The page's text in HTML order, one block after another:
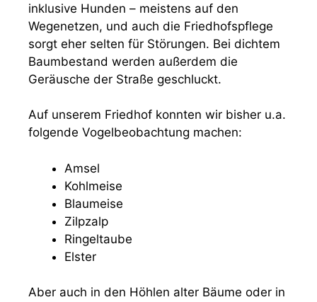
inklusive Hunden – meistens auf den
Wegenetzen, und auch die Friedhofspflege
sorgt eher selten für Störungen. Bei dichtem
Baumbestand werden außerdem die
Geräusche der Straße geschluckt.
Auf unserem Friedhof konnten wir bisher u.a.
folgende Vogelbeobachtung machen:
Amsel
Kohlmeise
Blaumeise
Zilpzalp
Ringeltaube
Elster
Aber auch in den Höhlen alter Bäume oder in